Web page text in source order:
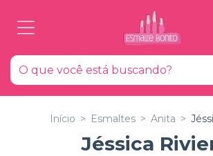
Início > Esmaltes > Anita >
Jéssica